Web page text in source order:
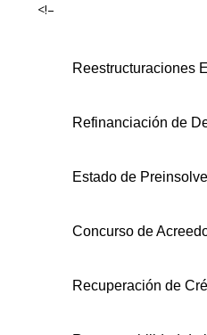
<!–
Reestructuraciones
Refinanciación de
Estado de
Concurso de
Recuperación de